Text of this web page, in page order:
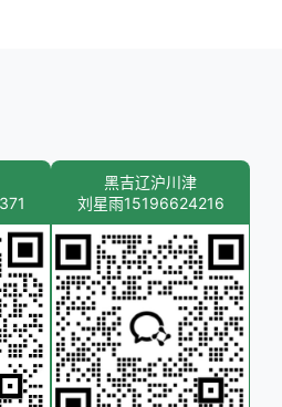
黑吉辽沪川津
刘星雨15196624216